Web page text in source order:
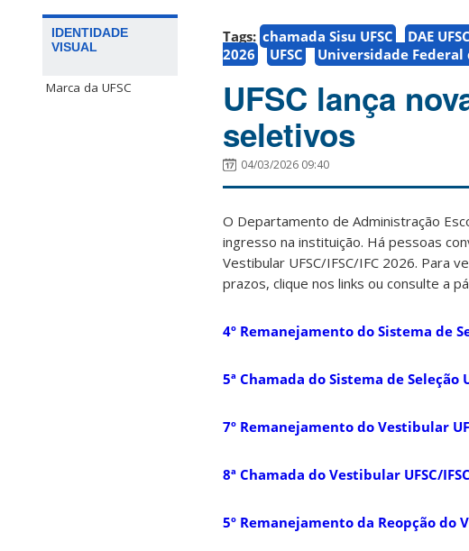
IDENTIDADE
VISUAL
Marca da UFSC
Tags: chamada Sisu UFSC DAE UFSC
2026
UFSC Universidade Federal
UFSC lança
seletivos
04/03/2026 09:40
O Departamento de Administração
ingresso na instituição. Há pessoas
Vestibular UFSC/IFSC/IFC 2026. Para
prazos, clique nos links ou consulte a
4º Remanejamento do Sistema de
5ª Chamada do Sistema de Seleção
7º Remanejamento do Vestibular
8ª Chamada do Vestibular UFSC/
5º Remanejamento da Reopção do